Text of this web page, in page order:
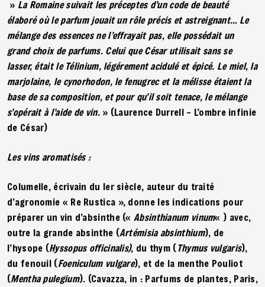
» La Romaine suivait les préceptes d’un code de beauté
élaboré où le parfum jouait un rôle précis et astreignant… Le
mélange des essences ne l’effrayait pas, elle possédait un
grand choix de parfums. Celui que César utilisait sans se
lasser, était le Télinium, légérement acidulé et épicé. Le miel, la
marjolaine, le cynorhodon, le fenugrec et la mélisse étaient la
base de sa composition, et pour qu’il soit tenace, le mélange
s’opérait à l’aide de vin.» (Laurence Durrell – L’ombre infinie
de César)
Les vins aromatisés :
Columelle, écrivain du Ier siècle, auteur du traité
d’agronomie « Re Rustica », donne les indications pour
préparer un vin d’absinthe («Absinthianum vinum« ) avec,
outre la grande absinthe (Artémisia absinthium), de
l’hysope (Hyssopus officinalis), du thym (Thymus vulgaris),
du fenouil (Foeniculum vulgare), et de la menthe Pouliot
(Mentha pulegium). (Cavazza, in : Parfums de plantes, Paris,